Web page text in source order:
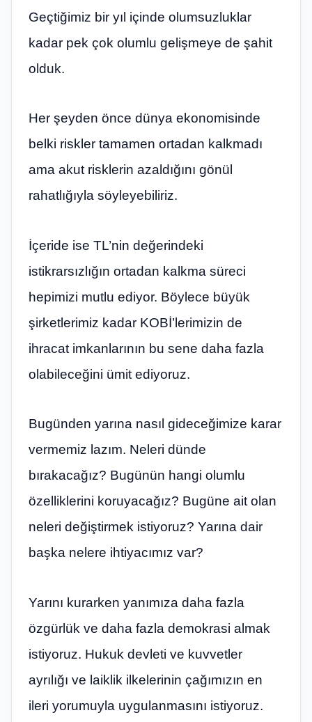
Geçtiğimiz bir yıl içinde olumsuzluklar
kadar pek çok olumlu gelişmeye de şahit
olduk.
Her şeyden önce dünya ekonomisinde
belki riskler tamamen ortadan kalkmadı
ama akut risklerin azaldığını gönül
rahatlığıyla söyleyebiliriz.
İçeride ise TL’nin değerindeki
istikrarsızlığın ortadan kalkma süreci
hepimizi mutlu ediyor. Böylece büyük
şirketlerimiz kadar KOBİ’lerimizin de
ihracat imkanlarının bu sene daha fazla
olabileceğini ümit ediyoruz.
Bugünden yarına nasıl gideceğimize karar
vermemiz lazım. Neleri dünde
bırakacağız? Bugünün hangi olumlu
özelliklerini koruyacağız? Bugüne ait olan
neleri değiştirmek istiyoruz? Yarına dair
başka nelere ihtiyacımız var?
Yarını kurarken yanımıza daha fazla
özgürlük ve daha fazla demokrasi almak
istiyoruz. Hukuk devleti ve kuvvetler
ayrılığı ve laiklik ilkelerinin çağımızın en
ileri yorumuyla uygulanmasını istiyoruz.